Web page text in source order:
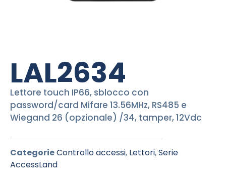
LAL2634
Lettore touch IP66, sblocco con
password/card Mifare 13.56MHz, RS485 e
Wiegand 26 (opzionale) /34, tamper, 12Vdc
CategorieControllo accessi, Lettori,Serie
AccessLand